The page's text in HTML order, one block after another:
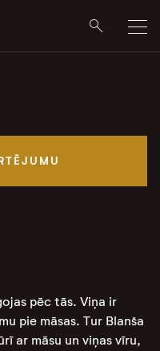
pēc tās. Viņa ir
pie māsas. Tur Blanša
ar māsu un viņas vīru,